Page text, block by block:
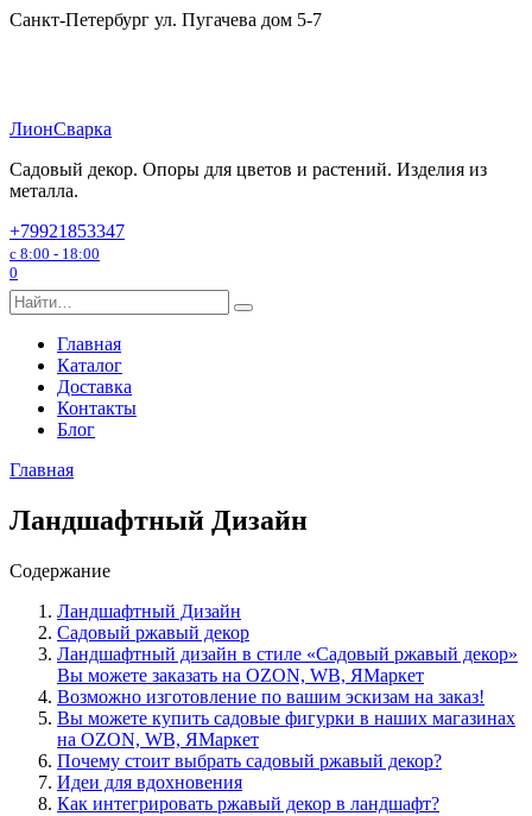
Перейти
Санкт-Петербург ул. Пугачева дом 5-7
ЛионСварка
Садовый декор. Опоры для цветов и растений. Изделия из
металла.
+79921853347
с 8:00 - 18:00
0
Search
for:
Главная
Каталог
Доставка
Контакты
Блог
Главная
Ландшафтный Дизайн
Содержание
Ландшафтный Дизайн
Садовый ржавый декор
Ландшафтный дизайн в стиле «Садовый ржавый декор»
Вы можете заказать на OZON, WB, ЯМаркет
Возможно изготовление по вашим эскизам на заказ!
Вы можете купить садовые фигурки в наших магазинах
на OZON, WB, ЯМаркет
Почему стоит выбрать садовый ржавый декор?
Идеи для вдохновения
Как интегрировать ржавый декор в ландшафт?